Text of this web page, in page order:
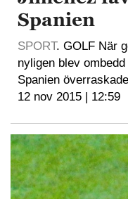
Spanien
SPORT. GOLF När
nyligen blev
Spanien
12 nov 2015 | 12:59